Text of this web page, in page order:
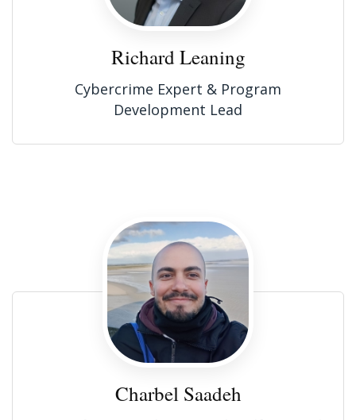
Richard Leaning
Cybercrime Expert & Program
Development Lead
Charbel Saadeh